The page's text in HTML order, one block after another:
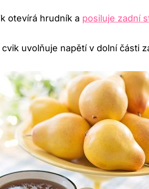
otevírá ‌hrudník ⁤a posiluje zadní
cvik⁢ uvolňuje napětí v dolní části